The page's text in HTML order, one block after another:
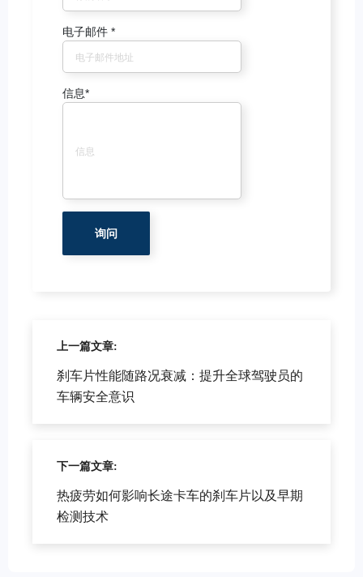
电子邮件 *
信息*
上一篇文章:
刹车片性能随路况衰减：提升全球驾驶员的
车辆安全意识
下一篇文章:
热疲劳如何影响长途卡车的刹车片以及早期
检测技术